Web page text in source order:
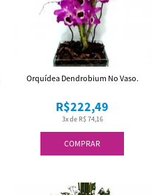
COMPRAR
3x de R$ 74,16
R$222,49
Orquídea Dendrobium No Vaso.